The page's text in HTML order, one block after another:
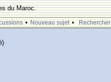
du Maroc.
• Nouveau sujet • Rechercher